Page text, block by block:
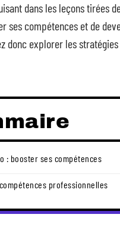
dans les leçons tirées
ses compétences et de
donc explorer les
: booster ses compétences
professionnelles